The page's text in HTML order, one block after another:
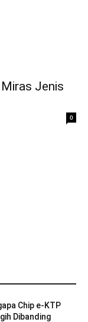
Jenis
0
Chip e-KTP
Dibanding